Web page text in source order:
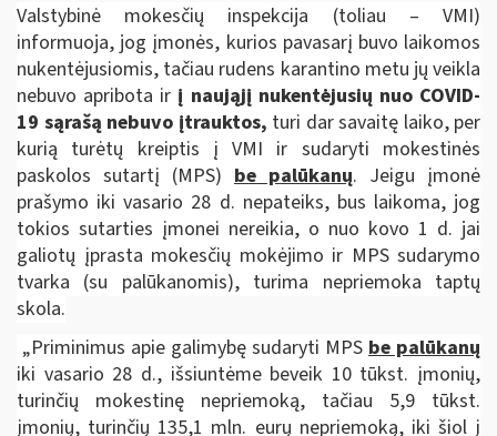
Valstybinė mokesčių inspekcija (toliau – VMI)
informuoja, jog įmonės, kurios pavasarį buvo laikomos
nukentėjusiomis, tačiau rudens karantino metu jų veikla
nebuvo apribota ir į naująjį nukentėjusių nuo COVID-
19 sąrašą nebuvo įtrauktos, turi dar savaitę laiko, per
kurią turėtų kreiptis į VMI ir sudaryti mokestinės
paskolos sutartį (MPS) be palūkanų. Jeigu įmonė
prašymo iki vasario 28 d. nepateiks, bus laikoma, jog
tokios sutarties įmonei nereikia, o nuo kovo 1 d. jai
galiotų įprasta mokesčių mokėjimo ir MPS sudarymo
tvarka (su palūkanomis), turima nepriemoka taptų
skola.
„Priminimus apie galimybę sudaryti MPS be palūkanų
iki vasario 28 d., išsiuntėme beveik 10 tūkst. įmonių,
turinčių mokestinę nepriemoką, tačiau 5,9 tūkst.
įmonių, turinčių 135,1 mln. eurų nepriemoką, iki šiol į